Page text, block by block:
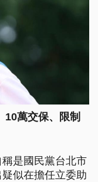
10萬交保、限制
是國民黨台北市
似在擔任立委助